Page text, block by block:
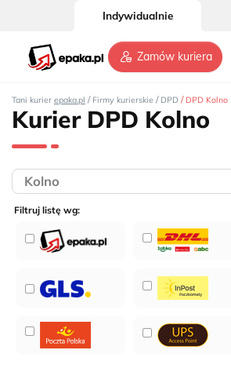
Indywidualnie
Zamów kuriera
Tani kurier epaka.pl / Firmy kurierskie / DPD / DPD Kolno
Kurier DPD Kolno
Filtruj listę wg:
12